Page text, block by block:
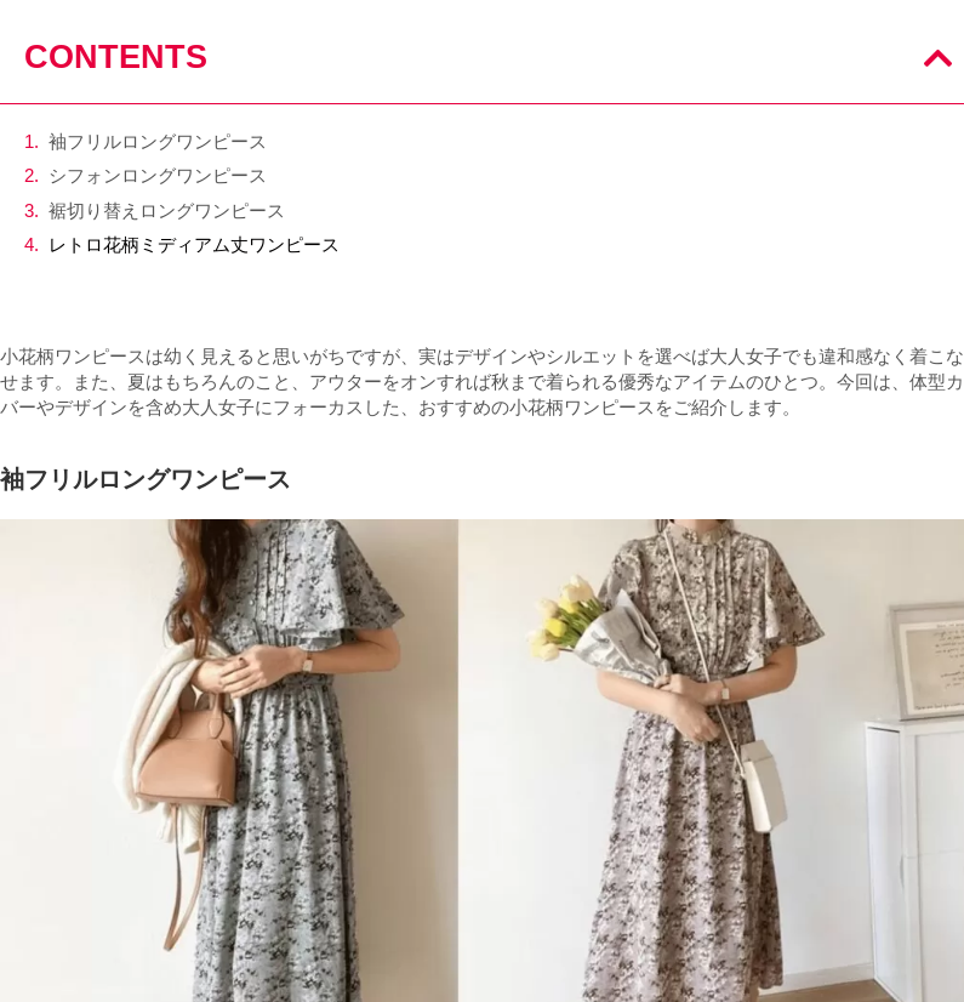
CONTENTS
袖フリルロングワンピース
シフォンロングワンピース
裾切り替えロングワンピース
レトロ花柄ミディアム丈ワンピース
小花柄ワンピースは幼く見えると思いがちですが、実はデザインやシルエットを選べば大人女子でも違和感なく着こな
せます。また、夏はもちろんのこと、アウターをオンすれば秋まで着られる優秀なアイテムのひとつ。今回は、体型カ
バーやデザインを含め大人女子にフォーカスした、おすすめの小花柄ワンピースをご紹介します。
袖フリルロングワンピース